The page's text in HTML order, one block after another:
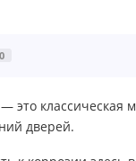
0
это классическая
дверей.